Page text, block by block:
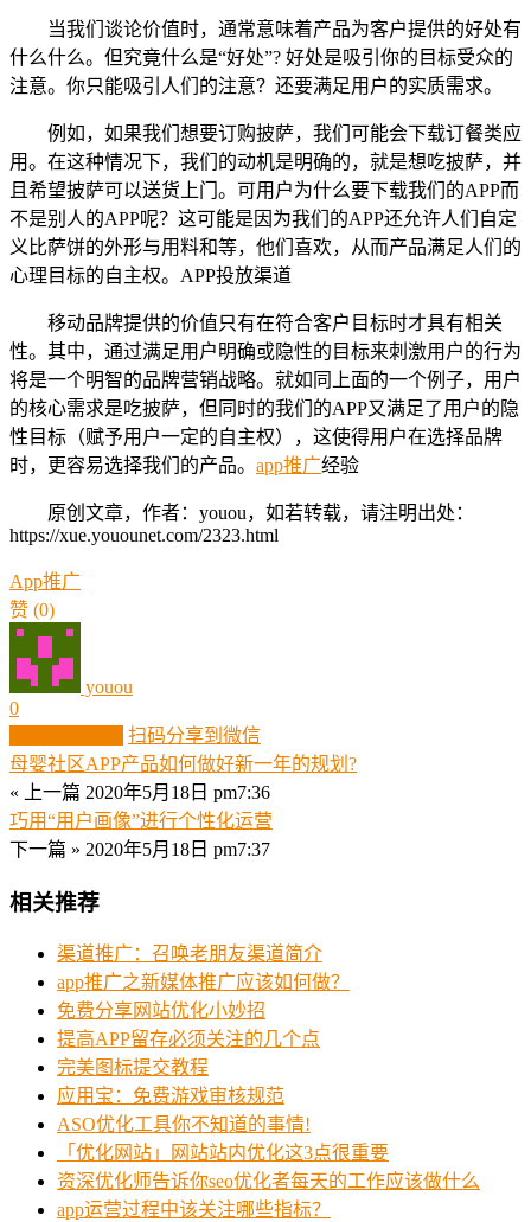
当我们谈论价值时，通常意味着产品为客户提供的好处有
什么什么。但究竟什么是“好处”? 好处是吸引你的目标受众的
注意。你只能吸引人们的注意？还要满足用户的实质需求。
例如，如果我们想要订购披萨，我们可能会下载订餐类应
用。在这种情况下，我们的动机是明确的，就是想吃披萨，并
且希望披萨可以送货上门。可用户为什么要下载我们的APP而
不是别人的APP呢？这可能是因为我们的APP还允许人们自定
义比萨饼的外形与用料和等，他们喜欢，从而产品满足人们的
心理目标的自主权。APP投放渠道
移动品牌提供的价值只有在符合客户目标时才具有相关
性。其中，通过满足用户明确或隐性的目标来刺激用户的行为
将是一个明智的品牌营销战略。就如同上面的一个例子，用户
的核心需求是吃披萨，但同时的我们的APP又满足了用户的隐
性目标（赋予用户一定的自主权），这使得用户在选择品牌
时，更容易选择我们的产品。 app推广经验
原创文章，作者：youou，如若转载，请注明出处：
https://xue.youounet.com/2323.html
App推广
赞 (0)
youou
0
扫码分享到微信
母婴社区APP产品如何做好新一年的规划?
« 上一篇 2020年5月18日 pm7:36
巧用“用户画像”进行个性化运营
下一篇 » 2020年5月18日 pm7:37
相关推荐
渠道推广：召唤老朋友渠道简介
app推广之新媒体推广应该如何做？
免费分享网站优化小妙招
提高APP留存必须关注的几个点
完美图标提交教程
应用宝：免费游戏审核规范
ASO优化工具你不知道的事情!
「优化网站」网站站内优化这3点很重要
资深优化师告诉你seo优化者每天的工作应该做什么
app运营过程中该关注哪些指标？